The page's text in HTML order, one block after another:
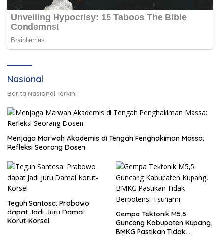
Nasional
Berita Nasional Terkini
Menjaga Marwah Akademis di Tengah Penghakiman Massa:
Refleksi Seorang Dosen
Teguh Santosa: Prabowo
dapat Jadi Juru Damai
Korut-Korsel
Gempa Tektonik M5,5
Guncang Kabupaten Kupang,
BMKG Pastikan Tidak